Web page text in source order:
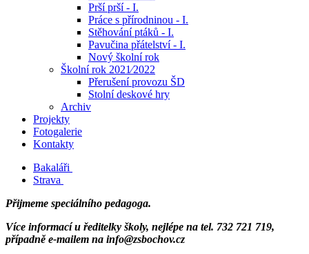
Prší prší - I.
Práce s přírodninou - I.
Stěhování ptáků - I.
Pavučina přátelství - I.
Nový školní rok
Školní rok 2021⁄2022
Přerušení provozu ŠD
Stolní deskové hry
Archiv
Projekty
Fotogalerie
Kontakty
Bakaláři
Strava
Přijmeme speciálního pedagoga.
Více informací u ředitelky školy, nejlépe na tel. 732 721 719,
případně e-mailem na info@zsbochov.cz